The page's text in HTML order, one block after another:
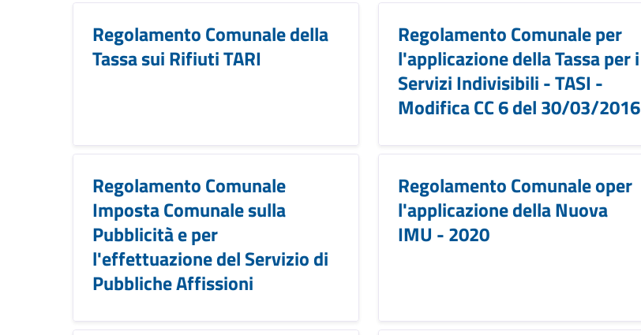
Regolamento Comunale della
Tassa sui Rifiuti TARI
Regolamento Comunale per
l'applicazione della Tassa per i
Servizi Indivisibili - TASI -
Modifica CC 6 del 30/03/2016
Regolamento Comunale
Imposta Comunale sulla
Pubblicità e per
l'effettuazione del Servizio di
Pubbliche Affissioni
Regolamento Comunale oper
l'applicazione della Nuova
IMU - 2020